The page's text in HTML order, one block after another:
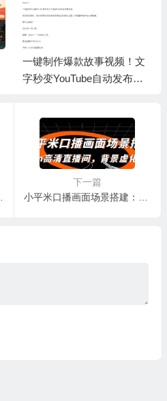
一键制作爆款故事视频！文
字秒变YouTube自动发布的
下一篇